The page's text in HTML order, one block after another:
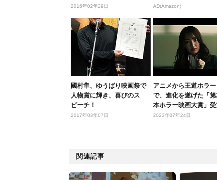
2016年02年29日 AD(Amazon)
國村隼、ゆうばり映画祭で
人物賞に輝き、喜びのス
ピーチ！
2017年03年07日
アニメから王道ホラ
で、進化を遂げた「
本ホラー映画大賞」
品をプ...
2023年07年24日
関連記事